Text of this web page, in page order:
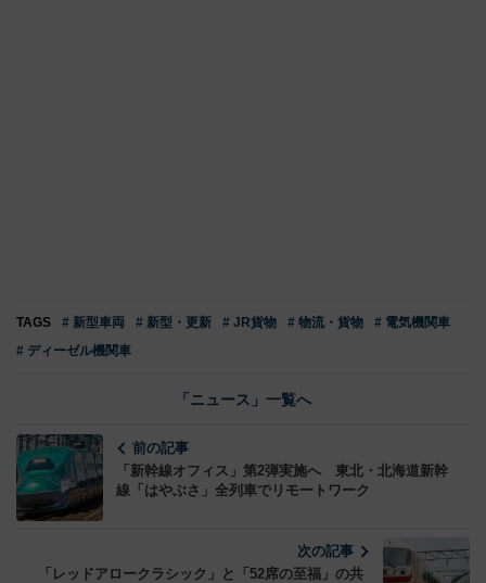
TAGS # 新型車両 # 新型・更新 # JR貨物 # 物流・貨物
# 電気機関車
# ディーゼル機関車
「ニュース」一覧へ
前の記事
「新幹線オフィス」第2弾実施へ 東北・北海道新幹
線「はやぶさ」全列車でリモートワーク
次の記事
「レッドアロークラシック」と「52席の至福」の共